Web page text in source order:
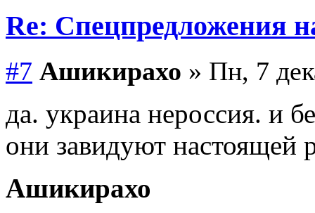
Re: Спецпредложения
#7 Ашикирахо » Пн, 7
да. украина нероссия. и
они завидуют настоящей
Ашикирахо